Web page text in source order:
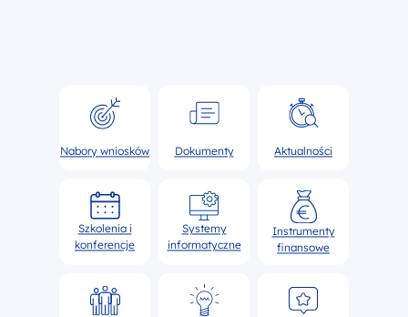
Nabory wniosków Dokumenty Aktualności
Szkolenia i
konferencje
Systemy
informatyczne
Instrumenty
finansowe